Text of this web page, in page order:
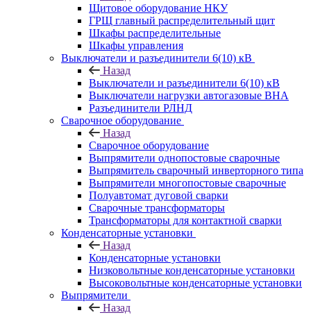
Щитовое оборудование НКУ
ГРЩ главный распределительный щит
Шкафы распределительные
Шкафы управления
Выключатели и разъединители 6(10) кВ
Назад
Выключатели и разъединители 6(10) кВ
Выключатели нагрузки автогазовые ВНА
Разъединители РЛНД
Сварочное оборудование
Назад
Сварочное оборудование
Выпрямители однопостовые сварочные
Выпрямитель сварочный инверторного типа
Выпрямители многопостовые сварочные
Полуавтомат дуговой сварки
Сварочные трансформаторы
Трансформаторы для контактной сварки
Конденсаторные установки
Назад
Конденсаторные установки
Низковольтные конденсаторные установки
Высоковольтные конденсаторные установки
Выпрямители
Назад